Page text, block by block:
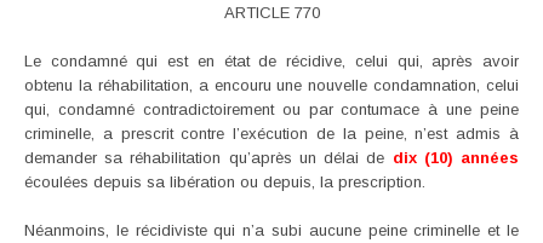
ARTICLE 770
Le condamné qui est en état de récidive, celui qui, après avoir
obtenu la réhabilitation, a encouru une nouvelle condamnation, celui
qui, condamné contradictoirement ou par contumace à une peine
criminelle, a prescrit contre l’exécution de la peine, n’est admis à
demander sa réhabilitation qu’après un délai de dix (10) années
écoulées depuis sa libération ou depuis, la prescription.
Néanmoins, le récidiviste qui n’a subi aucune peine criminelle et le